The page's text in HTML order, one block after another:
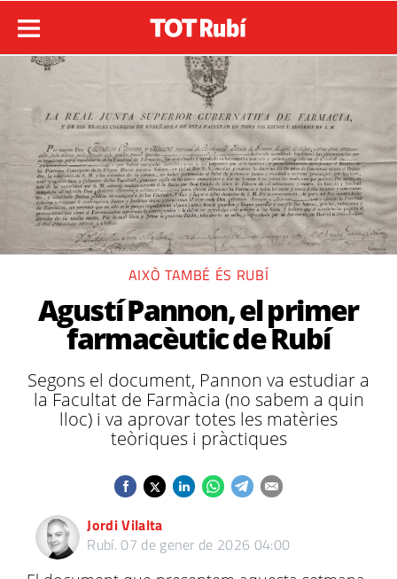
AIXÒ TAMBÉ ÉS RUBÍ
Agustí Pannon, el primer
farmacèutic de Rubí
Segons el document, Pannon va estudiar a
la Facultat de Farmàcia (no sabem a quin
lloc) i va aprovar totes les matèries
teòriques i pràctiques
Jordi Vilalta
Rubí. 07 de gener de 2026 04:00